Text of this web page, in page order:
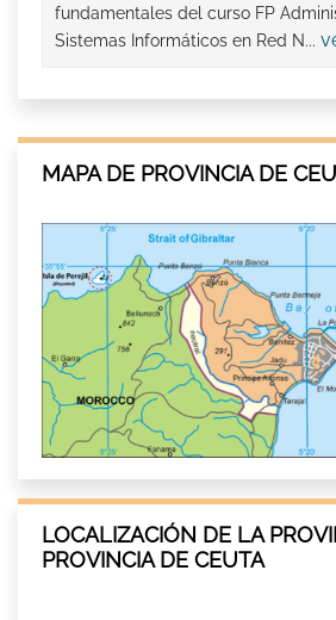
fundamentales del curso FP
Sistemas Informáticos en Red N...
MAPA DE PROVINCIA DE
LOCALIZACIÓN DE LA
PROVINCIA DE CEUTA